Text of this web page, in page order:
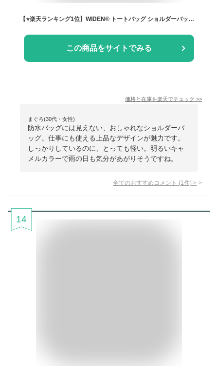
【⭐️楽天ランキング1位】WIDEN® トートバッグ ショルダーバッグ レディース バッグ おしゃれ 自立する ファスナーで閉まる 軽く 通勤 軽い トートバック 軽いかばん 斜めがけ 大人 軽量
この商品をサイトでみる
価格と在庫を楽天でチェック >>
まぐろ(30代・女性)
防水バッグには見えない、おしゃれなショルダーバ
ッグ。仕事にも使える上品なデザインが魅力です。
しっかりしているのに、とっても軽い。明るいキャ
メルカラーで雨の日も気分があがりそうですね。
全てのおすすめコメント (1 件) >
14